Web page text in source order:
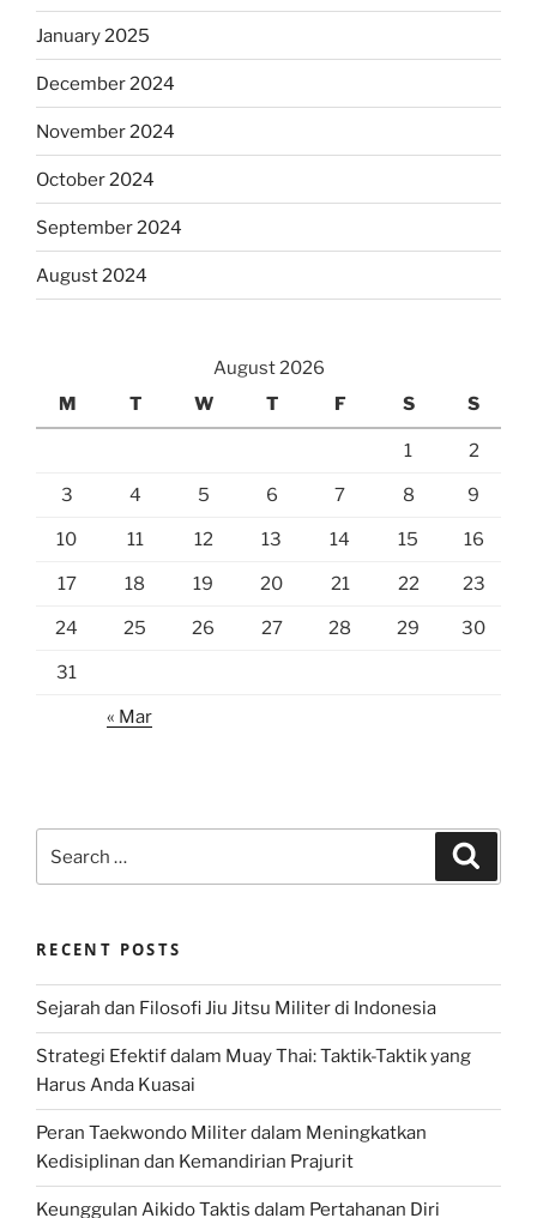
January 2025
December 2024
November 2024
October 2024
September 2024
August 2024
August 2026
M
T W T F S S
1 2
3 4 5 6 7 8 9
10 11 12 13 14 15 16
17 18 19 20 21 22 23
24 25 26 27 28 29 30
31
« Mar
for:
RECENT POSTS
Sejarah dan Filosofi Jiu Jitsu Militer di Indonesia
Strategi Efektif dalam Muay Thai: Taktik-Taktik yang
Harus Anda Kuasai
Peran Taekwondo Militer dalam Meningkatkan
Kedisiplinan dan Kemandirian Prajurit
Keunggulan Aikido Taktis dalam Pertahanan Diri